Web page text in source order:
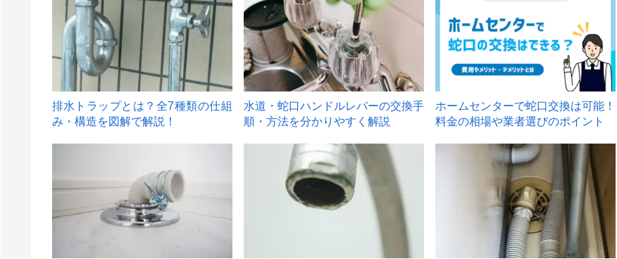
排水トラップとは？全7種類の仕組
み・構造を図解で解説！
水道・蛇口ハンドルレバーの交換手
順・方法を分かりやすく解説
ホームセンターで蛇口交換は可能！
料金の相場や業者選びのポイント